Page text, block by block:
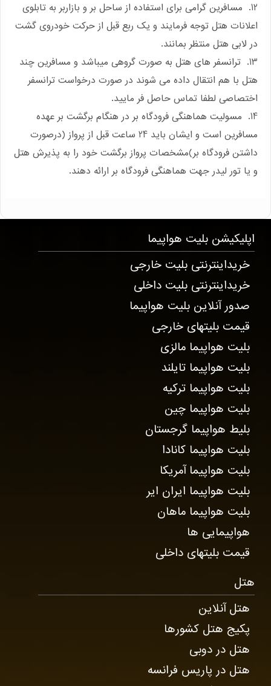
12. مسافرین گرامی برای استفاده از ساحل بر و بازاربر به تابلوی
اعلانات هتل توجه فرمایند و یک ربع قبل از حرکت خودروی گشت
در لابی هتل منتظر بمانند.
13. ترانسفر های هتل به صورت گروهی میباشد و مسافرین چند
هتل با هم انتقال داده می شوند در صورت درخواست ترانسفر
اختصاصی لطفا تماس حاصل فر مایید.
14. مسولیت هماهنگی فرودگاه بر در هنگام برگشت بر عهده
مسافرین است و ایشان باید 24 ساعت قبل از پرواز (درصورت
داشتن فرودگاه بر)مشخصات پرواز برگشت خود را به پذیرش هتل
و یا تور لیدر جهت هماهنگی فرودگاه بر ارائه دهند.
اپلیکیشن بلیت هواپیما
خریداینترنتی بلیت خارجی
خریداینترنتی بلیت داخلی
صدور آنلاین بلیت هواپیما
قیمت بلیتهای خارجی
بلیت هواپیما مالزی
بلیت هواپیما تایلند
بلیت هواپیما ترکیه
بلیت هواپیما چین
بلیط هواپیما گرجستان
بلیت هواپیما کانادا
بلیت هواپیما آمریکا
بلیت هواپیما ایران ایر
بلیت هواپیما ماهان
هواپیمایی ها
قیمت بلیتهای داخلی
هتل
هتل آنلاین
پکیج هتل کشورها
هتل در دوبی
هتل در پاریس فرانسه